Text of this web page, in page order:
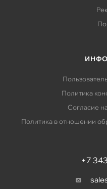
Политика
Согласие
Политика в отношении
+7